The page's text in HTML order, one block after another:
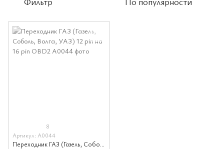
8
Артикул: A0044
Переходник ГАЗ (Газель, Соболь, Волга, УАЗ) 12 pin на 16 pin OBD2